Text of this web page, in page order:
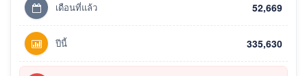
เดือนที่แล้ว 52,669
ปีนี้ 335,630